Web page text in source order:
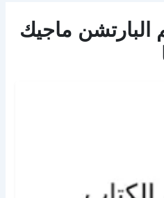
البارتشن ماجيك